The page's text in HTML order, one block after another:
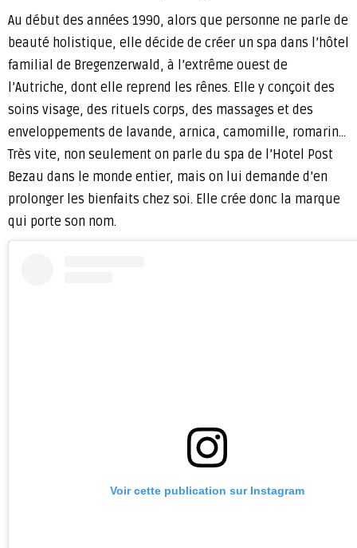
Au début des années 1990, alors que personne ne parle de
beauté holistique, elle décide de créer un spa dans l’hôtel
familial de Bregenzerwald, à l’extrême ouest de
l’Autriche, dont elle reprend les rênes. Elle y conçoit des
soins visage, des rituels corps, des massages et des
enveloppements de lavande, arnica, camomille, romarin…
Très vite, non seulement on parle du spa de l’Hotel Post
Bezau dans le monde entier, mais on lui demande d’en
prolonger les bienfaits chez soi. Elle crée donc la marque
qui porte son nom.
Voir cette publication sur Instagram